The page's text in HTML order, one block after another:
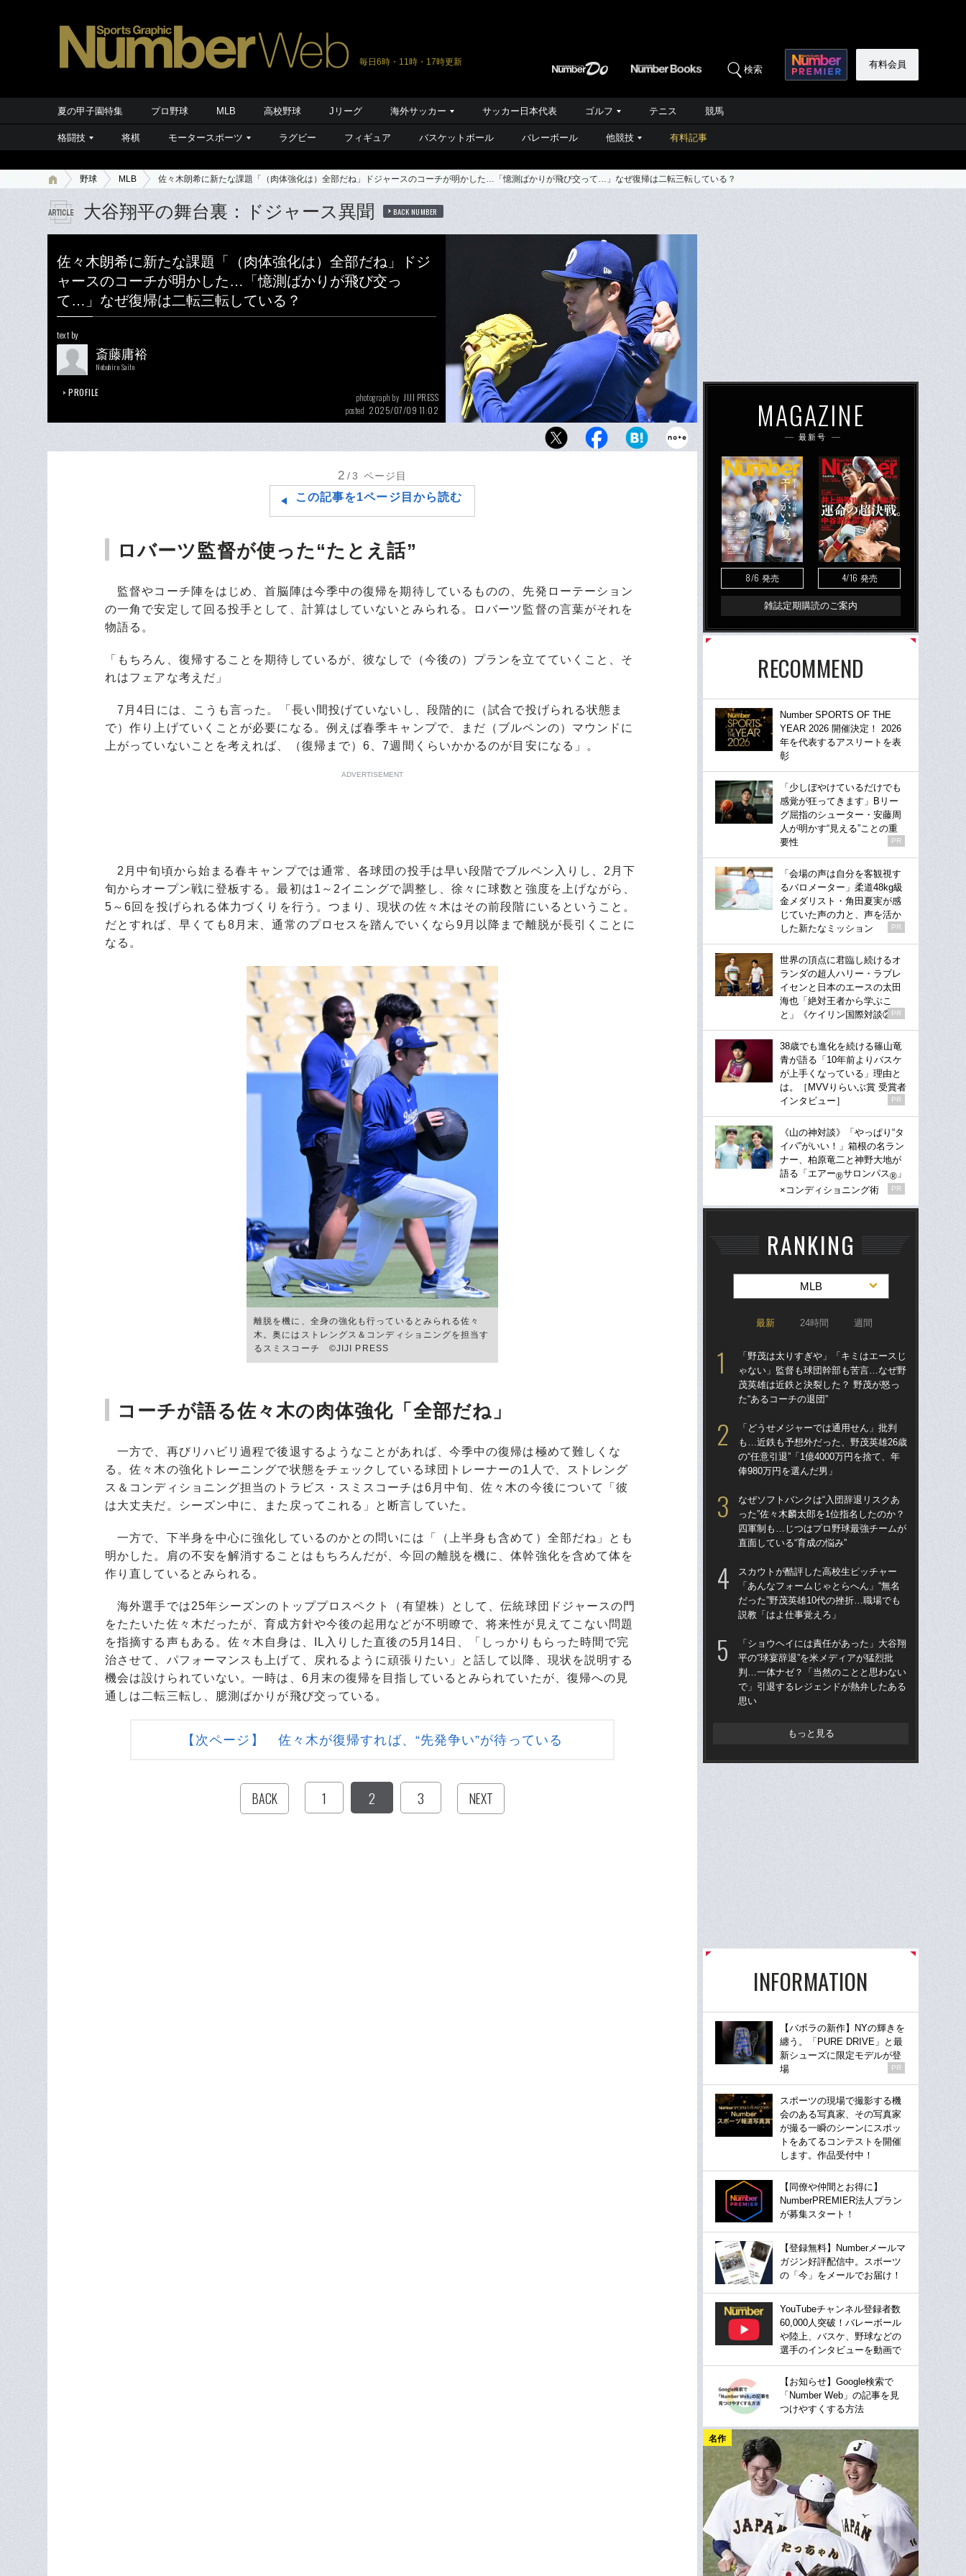
毎日6時・11時・17時更新
検索 有料会員
夏の甲子園特集 プロ野球 MLB 高校野球 Jリーグ 海外サッカー サッカー日本代表 ゴルフ テニス 競馬
格闘技 将棋 モータースポーツ ラグビー フィギュア バスケットボール バレーボール 他競技 有料記事
野球 MLB 佐々木朗希に新たな課題「（肉体強化は）全部だね」ドジャースのコーチが明かした…「憶測ばかりが飛び交って…」なぜ復帰は二転三転している？
大谷翔平の舞台裏：ドジャース異聞 BACK NUMBER
佐々木朗希に新たな課題「（肉体強化は）全部だね」ドジ
ャースのコーチが明かした…「憶測ばかりが飛び交っ
て…」なぜ復帰は二転三転している？
text by
斎藤庸裕
Nobuhiro Saito
PROFILE photograph by JIJI PRESS
posted 2025/07/09 11:02
試合前にキャッチボールを行う佐々木朗希
2 /3 ページ目
この記事を1ページ目から読む
ロバーツ監督が使った“たとえ話”
監督やコーチ陣をはじめ、首脳陣は今季中の復帰を期待しているものの、先発ローテーション
の一角で安定して回る投手として、計算はしていないとみられる。ロバーツ監督の言葉がそれを
物語る。
「もちろん、復帰することを期待しているが、彼なしで（今後の）プランを立てていくこと、そ
れはフェアな考えだ」
7月4日には、こうも言った。「長い間投げていないし、段階的に（試合で投げられる状態ま
で）作り上げていくことが必要になる。例えば春季キャンプで、まだ（ブルペンの）マウンドに
上がっていないことを考えれば、（復帰まで）6、7週間くらいかかるのが目安になる」。
ADVERTISEMENT
2月中旬頃から始まる春キャンプでは通常、各球団の投手は早い段階でブルペン入りし、2月下
旬からオープン戦に登板する。最初は1～2イニングで調整し、徐々に球数と強度を上げながら、
5～6回を投げられる体力づくりを行う。つまり、現状の佐々木はその前段階にいるということ。
だとすれば、早くても8月末、通常のプロセスを踏んでいくなら9月以降まで離脱が長引くことに
なる。
離脱を機に、全身の強化も行っているとみられる佐々
木。奥にはストレングス＆コンディショニングを担当す
るスミスコーチ ©JIJI PRESS
コーチが語る佐々木の肉体強化「全部だね」
一方で、再びリハビリ過程で後退するようなことがあれば、今季中の復帰は極めて難しくな
る。佐々木の強化トレーニングで状態をチェックしている球団トレーナーの1人で、ストレング
ス＆コンディショニング担当のトラビス・スミスコーチは6月中旬、佐々木の今後について「彼
は大丈夫だ。シーズン中に、また戻ってこれる」と断言していた。
一方で、下半身を中心に強化しているのかとの問いには「（上半身も含めて）全部だね」とも
明かした。肩の不安を解消することはもちろんだが、今回の離脱を機に、体幹強化を含めて体を
作り直しているとみられる。
海外選手では25年シーズンのトッププロスペクト（有望株）として、伝統球団ドジャースの門
をたたいた佐々木だったが、育成方針や今後の起用などが不明瞭で、将来性が見えてこない問題
を指摘する声もある。佐々木自身は、IL入りした直後の5月14日、「しっかりもらった時間で完
治させて、パフォーマンスも上げて、戻れるように頑張りたい」と話して以降、現状を説明する
機会は設けられていない。一時は、6月末の復帰を目指しているとみられていたが、復帰への見
通しは二転三転し、臆測ばかりが飛び交っている。
【次ページ】 佐々木が復帰すれば、“先発争い”が待っている
BACK 1 2 3 NEXT
MAGAZINE
最新号
8/6 発売 4/16 発売
雑誌定期購読のご案内
RECOMMEND
Number SPORTS OF THE
YEAR 2026 開催決定！ 2026
年を代表するアスリートを表
彰
「少しぼやけているだけでも
感覚が狂ってきます」Bリー
グ屈指のシューター・安藤周
人が明かす“見える”ことの重
要性
PR
「会場の声は自分を客観視す
るバロメーター」柔道48kg級
金メダリスト・角田夏実が感
じていた声の力と、声を活か
した新たなミッション
PR
世界の頂点に君臨し続けるオ
ランダの超人ハリー・ラブレ
イセンと日本のエースの太田
海也「絶対王者から学ぶこ
と」《ケイリン国際対談②》
PR
38歳でも進化を続ける篠山竜
青が語る「10年前よりバスケ
が上手くなっている」理由と
は。［MVVりらいぶ賞 受賞者
インタビュー］
PR
《山の神対談》「やっぱり“タ
イパ”がいい！」箱根の名ラン
ナー、柏原竜二と神野大地が
語る「エアー®サロンパス® 」
×コンディショニング術
PR
RANKING
MLB
最新 24時間 週間
「野茂は太りすぎや」「キミはエースじ
ゃない」監督も球団幹部も苦言…なぜ野
茂英雄は近鉄と決裂した？ 野茂が怒っ
た“あるコーチの退団”
「どうせメジャーでは通用せん」批判
も…近鉄も予想外だった、野茂英雄26歳
の“任意引退”「1億4000万円を捨て、年
俸980万円を選んだ男」
なぜソフトバンクは“入団辞退リスクあ
った”佐々木麟太郎を1位指名したのか？
四軍制も…じつはプロ野球最強チームが
直面している“育成の悩み”
スカウトが酷評した高校生ピッチャー
「あんなフォームじゃとらへん」“無名
だった”野茂英雄10代の挫折…職場でも
説教「はよ仕事覚えろ」
「ショウヘイには責任があった」大谷翔
平の“球宴辞退”を米メディアが猛烈批
判…一体ナゼ？「当然のことと思わない
で」引退するレジェンドが熱弁したある
思い
もっと見る
INFORMATION
【バボラの新作】NYの輝きを
纏う。「PURE DRIVE」と最
新シューズに限定モデルが登
場
PR
スポーツの現場で撮影する機
会のある写真家、その写真家
が撮る一瞬のシーンにスポッ
トをあてるコンテストを開催
します。作品受付中！
【同僚や仲間とお得に】
NumberPREMIER法人プラン
が募集スタート！
【登録無料】Numberメールマ
ガジン好評配信中。スポーツ
の「今」をメールでお届け！
YouTubeチャンネル登録者数
60,000人突破！バレーボール
や陸上、バスケ、野球などの
選手のインタビューを動画で
【お知らせ】Google検索で
「Number Web」の記事を見
つけやすくする方法
名作